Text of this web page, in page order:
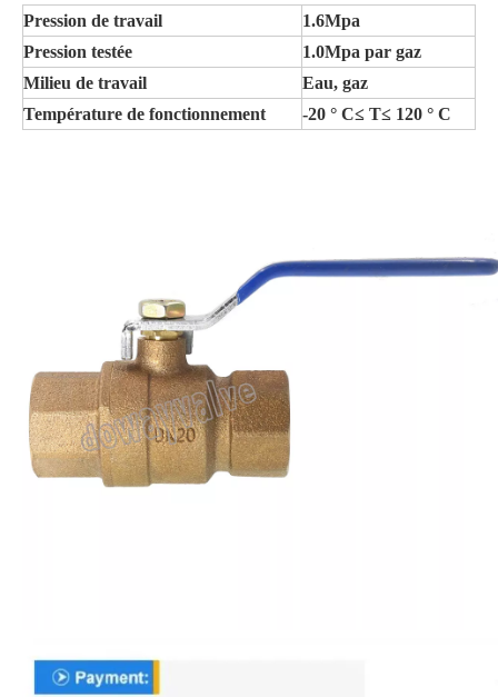
Pression de travail
1.6Mpa
Pression testée
1.0Mpa par gaz
Milieu de travail
Eau, gaz
Température de fonctionnement
-20 ° C≤ T≤ 120 ° C